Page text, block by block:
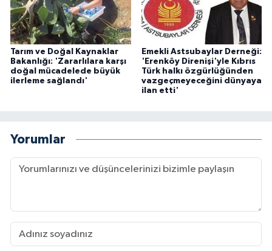
Tarım ve Doğal Kaynaklar
Bakanlığı: 'Zararlılara karşı
doğal mücadelede büyük
ilerleme sağlandı'
Emekli Astsubaylar Derneği:
'Erenköy Direnişi'yle Kıbrıs
Türk halkı özgürlüğünden
vazgeçmeyeceğini dünyaya
ilan etti'
Yorumlar